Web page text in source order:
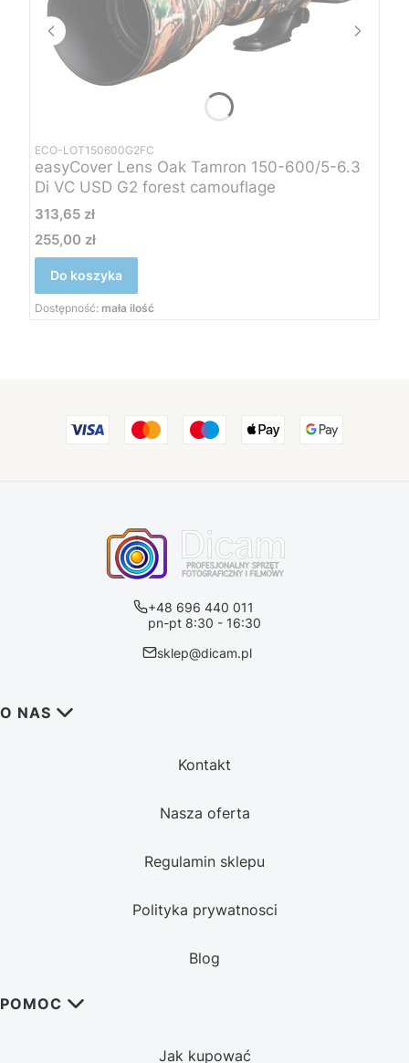
ECO-LOT150600G2FC
easyCover Lens Oak Tamron 150-600/5-6.3
Di VC USD G2 forest camouflage
Cena
313,65 zł
Cena
255,00 zł
Do koszyka
Dostępność: mała ilość
+48 696 440 011
pn-pt 8:30 - 16:30
sklep@dicam.pl
Linki w stopce
O NAS
Kontakt
Nasza oferta
Regulamin sklepu
Polityka prywatnosci
Blog
POMOC
Jak kupować